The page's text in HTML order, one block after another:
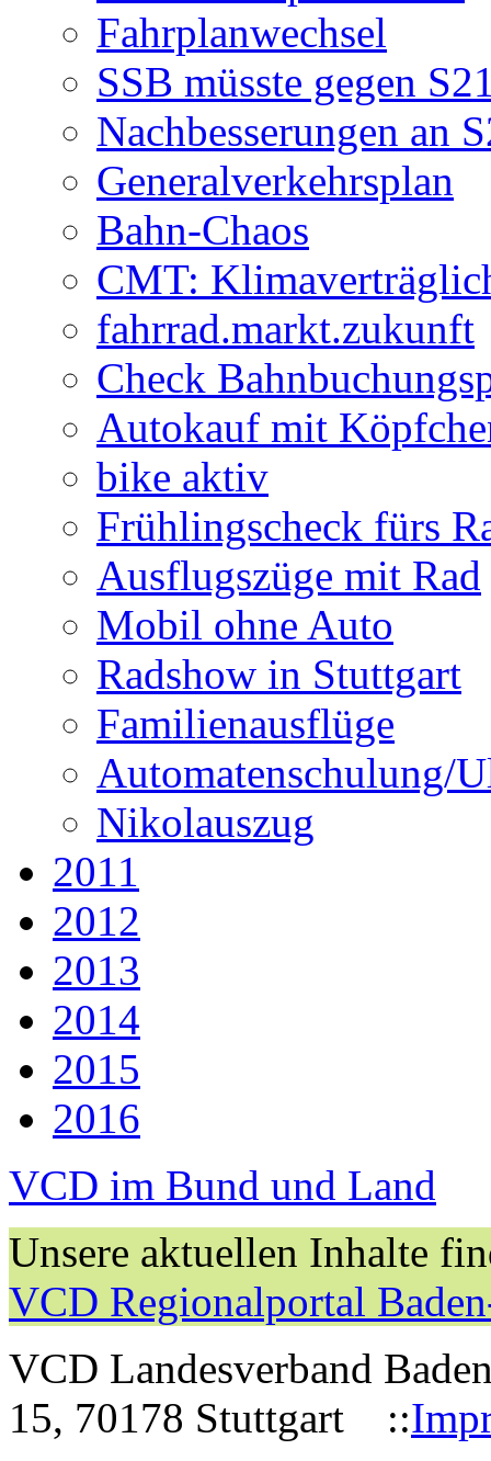
Fahrplanwechsel
SSB müsste gegen
Nachbesserungen an
Generalverkehrsplan
Bahn-Chaos
CMT:
fahrrad.markt.zukunft
Check
Autokauf mit
bike aktiv
Frühlingscheck fürs
Ausflugszüge mit Rad
Mobil ohne Auto
Radshow in Stuttgart
Familienausflüge
Automatenschulung/
Nikolauszug
2011
2012
2013
2014
2015
2016
VCD im Bund und Land
Unsere aktuellen Inhalte
VCD Regionalportal
VCD Landesverband
15, 70178 Stuttgart ::